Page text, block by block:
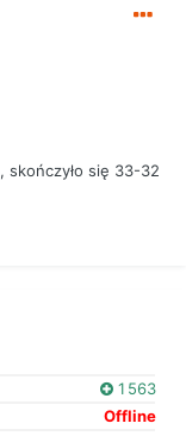
skończyło się 33-32
1 563
Offline